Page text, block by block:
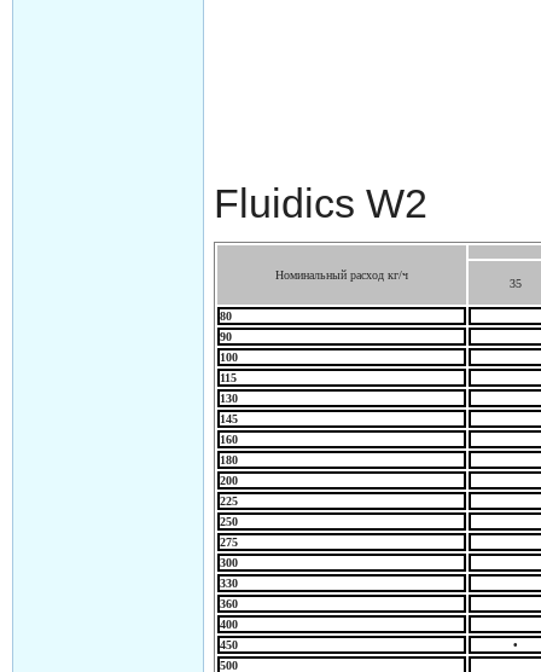
Fluidics W2
Номинальный расход кг/ч
35
80
90
100
115
130
145
160
180
200
225
250
275
300
330
360
400
450
•
500